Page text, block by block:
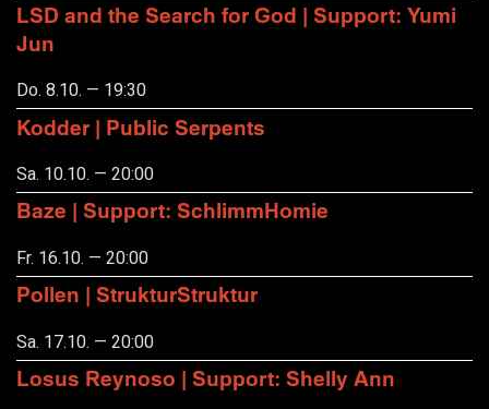
LSD and the Search for God | Support: Yumi
Jun
Do. 8.10. — 19:30
Kodder | Public Serpents
Sa. 10.10. — 20:00
Baze | Support: SchlimmHomie
Fr. 16.10. — 20:00
Pollen | StrukturStruktur
Sa. 17.10. — 20:00
Losus Reynoso | Support: Shelly Ann